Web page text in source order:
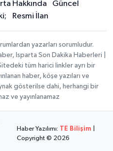
Hakkında
Güncel
Resmi İlan
yazarları sorumludur.
Isparta Son Dakika Haberleri |
tüm harici linkler ayrı bir
haber, köşe yazıları ve
gösterilse dahi, herhangi bir
ve yayınlanamaz
Haber Yazılımı: TE Bilişim
Copyright © 2026